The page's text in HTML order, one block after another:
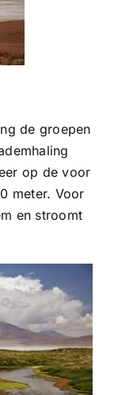
de groepen
op de voor
meter. Voor
en stroomt